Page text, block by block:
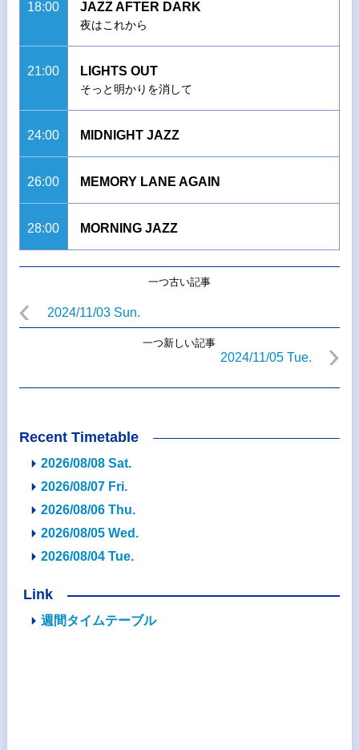
18:00 JAZZ AFTER DARK
夜はこれから
21:00 LIGHTS OUT
そっと明かりを消して
24:00 MIDNIGHT JAZZ
26:00 MEMORY LANE AGAIN
28:00 MORNING JAZZ
一つ古い記事
2024/11/03 Sun.
一つ新しい記事
2024/11/05 Tue.
Recent Timetable
2026/08/08 Sat.
2026/08/07 Fri.
2026/08/06 Thu.
2026/08/05 Wed.
2026/08/04 Tue.
Link
週間タイムテーブル